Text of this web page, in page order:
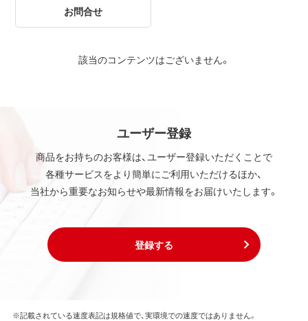
お問合せ
該当のコンテンツはございません。
ユーザー登録
商品をお持ちのお客様は、ユーザー登録いただくことで
各種サービスをより簡単にご利用いただけるほか、
当社から重要なお知らせや最新情報をお届けいたします。
登録する
※記載されている速度表記は規格値で、実環境での速度ではありません。